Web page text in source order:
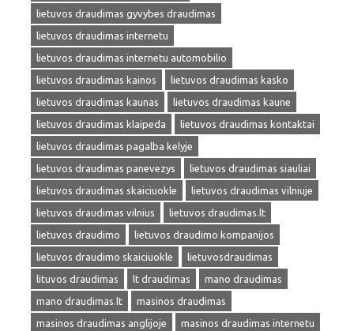
lietuvos draudimas gyvybes draudimas
lietuvos draudimas internetu
lietuvos draudimas internetu automobilio
lietuvos draudimas kainos
lietuvos draudimas kasko
lietuvos draudimas kaunas
lietuvos draudimas kaune
lietuvos draudimas klaipeda
lietuvos draudimas kontaktai
lietuvos draudimas pagalba kelyje
lietuvos draudimas panevezys
lietuvos draudimas siauliai
lietuvos draudimas skaiciuokle
lietuvos draudimas vilniuje
lietuvos draudimas vilnius
lietuvos draudimas.lt
lietuvos draudimo
lietuvos draudimo kompanijos
lietuvos draudimo skaiciuokle
lietuvosdraudimas
lituvos draudimas
lt draudimas
mano draudimas
mano draudimas.lt
masinos draudimas
masinos draudimas anglijoje
masinos draudimas internetu